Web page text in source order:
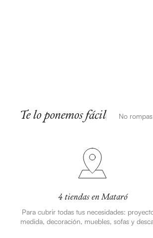
Te lo ponemos fácil No
4 tiendas en Mataró
Para cubrir todas tus necesidades:
medida, decoración, muebles, sofas y